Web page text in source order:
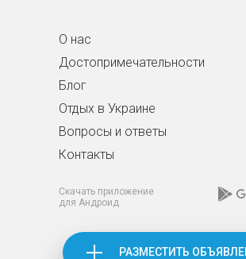
О нас
Достопримечательности
Блог
Отдых в Украине
Вопросы и ответы
Контакты
Скачать приложение
для Андроид
РАЗМЕСТИТЬ